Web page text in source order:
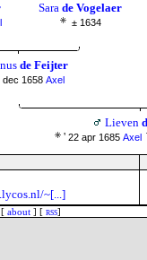
Sara de Vogelaer
± 1634
de Feijter
dec 1658 Axel
Lieven
' 22 apr 1685 Axel
~[...]
about ] [ rss]